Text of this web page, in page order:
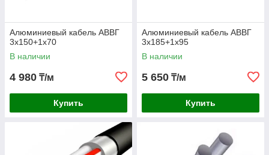
Алюминиевый кабель АВВГ
3х150+1х70
В наличии
4 980 ₸/м
Купить
Алюминиевый кабель АВВГ
3х185+1х95
В наличии
5 650 ₸/м
Купить